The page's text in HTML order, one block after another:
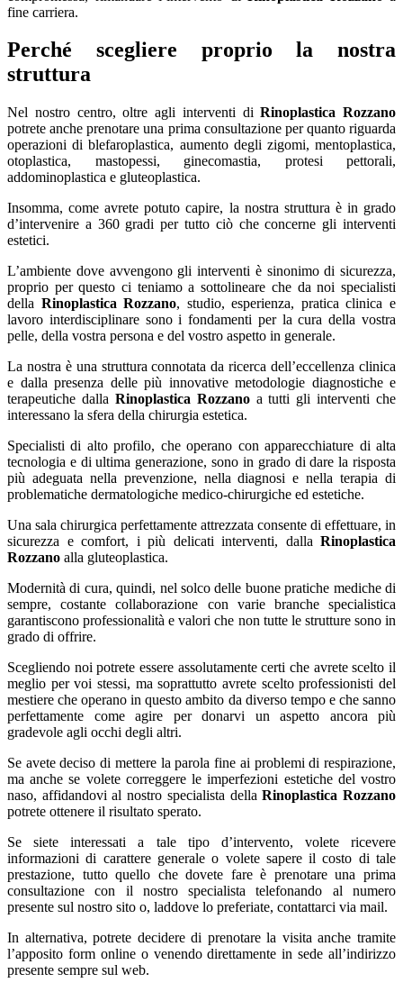
fine carriera.
Perché scegliere proprio la nostra
struttura
Nel nostro centro, oltre agli interventi diRinoplastica Rozzano
potrete anche prenotare una prima consultazione per quanto riguarda
operazioni di blefaroplastica, aumento degli zigomi, mentoplastica,
otoplastica, mastopessi, ginecomastia, protesi pettorali,
addominoplastica e gluteoplastica.
Insomma, come avrete potuto capire, la nostra struttura è in grado
d’intervenire a 360 gradi per tutto ciò che concerne gli interventi
estetici.
L’ambiente dove avvengono gli interventi è sinonimo di sicurezza,
proprio per questo ci teniamo a sottolineare che da noi specialisti
della Rinoplastica Rozzano, studio, esperienza, pratica clinica e
lavoro interdisciplinare sono i fondamenti per la cura della vostra
pelle, della vostra persona e del vostro aspetto in generale.
La nostra è una struttura connotata da ricerca dell’eccellenza clinica
e dalla presenza delle più innovative metodologie diagnostiche e
terapeutiche dalla Rinoplastica Rozzanoa tutti gli interventi che
interessano la sfera della chirurgia estetica.
Specialisti di alto profilo, che operano con apparecchiature di alta
tecnologia e di ultima generazione, sono in grado di dare la risposta
più adeguata nella prevenzione, nella diagnosi e nella terapia di
problematiche dermatologiche medico-chirurgiche ed estetiche.
Una sala chirurgica perfettamente attrezzata consente di effettuare, in
sicurezza e comfort, i più delicati interventi, dalla Rinoplastica
Rozzano alla gluteoplastica.
Modernità di cura, quindi, nel solco delle buone pratiche mediche di
sempre, costante collaborazione con varie branche specialistica
garantiscono professionalità e valori che non tutte le strutture sono in
grado di offrire.
Scegliendo noi potrete essere assolutamente certi che avrete scelto il
meglio per voi stessi, ma soprattutto avrete scelto professionisti del
mestiere che operano in questo ambito da diverso tempo e che sanno
perfettamente come agire per donarvi un aspetto ancora più
gradevole agli occhi degli altri.
Se avete deciso di mettere la parola fine ai problemi di respirazione,
ma anche se volete correggere le imperfezioni estetiche del vostro
naso, affidandovi al nostro specialista dellaRinoplastica Rozzano
potrete ottenere il risultato sperato.
Se siete interessati a tale tipo d’intervento, volete ricevere
informazioni di carattere generale o volete sapere il costo di tale
prestazione, tutto quello che dovete fare è prenotare una prima
consultazione con il nostro specialista telefonando al numero
presente sul nostro sito o, laddove lo preferiate, contattarci via mail.
In alternativa, potrete decidere di prenotare la visita anche tramite
l’apposito form online o venendo direttamente in sede all’indirizzo
presente sempre sul web.